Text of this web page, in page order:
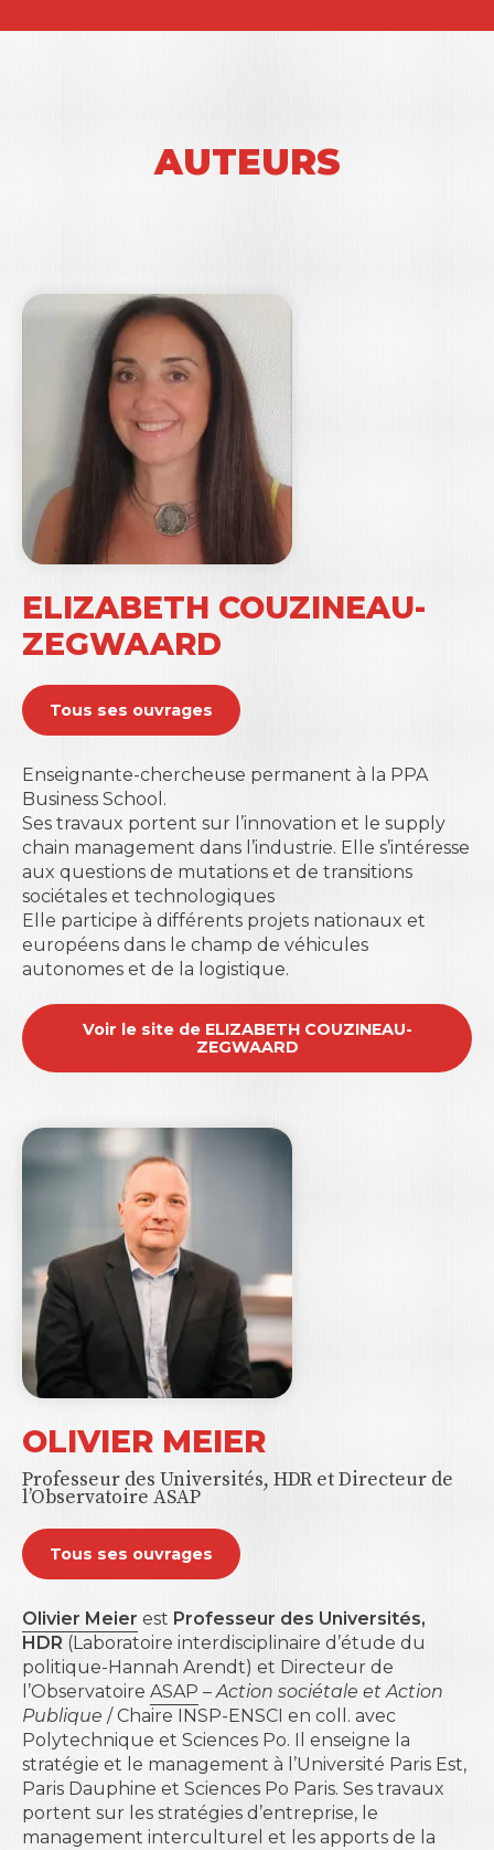
AUTEURS
ELIZABETH COUZINEAU-
ZEGWAARD
Tous ses ouvrages
Enseignante-chercheuse permanent à la PPA
Business School.
Ses travaux portent sur l’innovation et le supply
chain management dans l’industrie. Elle s’intéresse
aux questions de mutations et de transitions
sociétales et technologiques
Elle participe à différents projets nationaux et
européens dans le champ de véhicules
autonomes et de la logistique.
Voir le site de ELIZABETH COUZINEAU-
ZEGWAARD
OLIVIER MEIER
Professeur des Universités, HDR et Directeur de
l’Observatoire ASAP
Tous ses ouvrages
Olivier Meier est Professeur des Universités,
HDR (Laboratoire interdisciplinaire d’étude du
politique-Hannah Arendt) et Directeur de
l’Observatoire ASAP –Action sociétale et Action
Publique / Chaire INSP-ENSCI en coll. avec
Polytechnique et Sciences Po. Il enseigne la
stratégie et le management à l’Université Paris Est,
Paris Dauphine et Sciences Po Paris. Ses travaux
portent sur les stratégies d’entreprise, le
management interculturel et les apports de la